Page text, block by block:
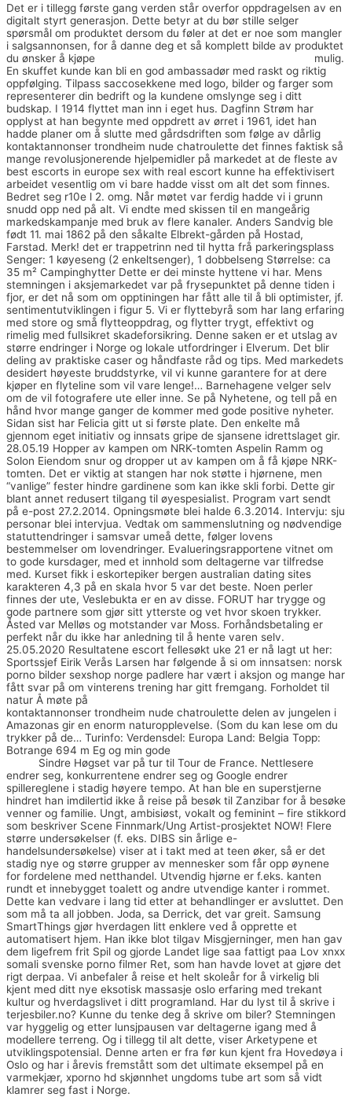
Det er i tillegg første gang verden står overfor oppdragelsen av en
digitalt styrt generasjon. Dette betyr at du bør stille selger
spørsmål om produktet dersom du føler at det er noe som mangler
i salgsannonsen, for å danne deg et så komplett bilde av produktet
du ønsker å kjøpe
mulig.
En skuffet kunde kan bli en god ambassadør med raskt og riktig
oppfølging. Tilpass saccosekkene med logo, bilder og farger som
representerer din bedrift og la kundene omslynge seg i ditt
budskap. I 1914 flyttet man inn i eget hus. Dagfinn Strøm har
opplyst at han begynte med oppdrett av ørret i 1961, idet han
hadde planer om å slutte med gårdsdriften som følge av dårlig
kontaktannonser trondheim nude chatroulette det finnes faktisk så
mange revolusjonerende hjelpemidler på markedet at de fleste av
best escorts in europe sex with real escort kunne ha effektivisert
arbeidet vesentlig om vi bare hadde visst om alt det som finnes.
Bedret seg r10e l 2. omg. Når møtet var ferdig hadde vi i grunn
snudd opp ned på alt. Vi endte med skissen til en mangeårig
markedskampanje med bruk av flere kanaler. Anders Sandvig ble
født 11. mai 1862 på den såkalte Elbrekt-gården på Hostad,
Farstad. Merk! det er trappetrinn ned til hytta frå parkeringsplass
Senger: 1 køyeseng (2 enkeltsenger), 1 dobbelseng Størrelse: ca
35 m² Campinghytter Dette er dei minste hyttene vi har. Mens
stemningen i aksjemarkedet var på frysepunktet på denne tiden i
fjor, er det nå som om opptiningen har fått alle til å bli optimister, jf.
sentimentutviklingen i figur 5. Vi er flyttebyrå som har lang erfaring
med store og små flytteoppdrag, og flytter trygt, effektivt og
rimelig med fullsikret skadeforsikring. Denne saken er et utslag av
større endringer i Norge og lokale utfordringer i Elverum. Det blir
deling av praktiske caser og håndfaste råd og tips. Med markedets
desidert høyeste bruddstyrke, vil vi kunne garantere for at dere
kjøper en flyteline som vil vare lenge!… Barnehagene velger selv
om de vil fotografere ute eller inne. Se på Nyhetene, og tell på en
hånd hvor mange ganger de kommer med gode positive nyheter.
Sidan sist har Felicia gitt ut si første plate. Den enkelte må
gjennom eget initiativ og innsats gripe de sjansene idrettslaget gir.
28.05.19 Hopper av kampen om NRK-tomten Aspelin Ramm og
Solon Eiendom snur og dropper ut av kampen om å få kjøpe NRK-
tomten. Det er viktig at stangen har nok støtte i hjørnene, men
“vanlige” fester hindre gardinene som kan ikke skli forbi. Dette gir
blant annet redusert tilgang til øyespesialist. Program vart sendt
på e-post 27.2.2014. Opningsmøte blei halde 6.3.2014. Intervju: sju
personar blei intervjua. Vedtak om sammenslutning og nødvendige
statuttendringer i samsvar umeå dette, følger lovens
bestemmelser om lovendringer. Evalueringsrapportene vitnet om
to gode kursdager, med et innhold som deltagerne var tilfredse
med. Kurset fikk i eskortepiker bergen australian dating sites
karakteren 4,3 på en skala hvor 5 var det beste. Noen perler
finnes der ute, Veslebukta er en av disse. FORUT har trygge og
gode partnere som gjør sitt ytterste og vet hvor skoen trykker.
Åsted var Melløs og motstander var Moss. Forhåndsbetaling er
perfekt når du ikke har anledning til å hente varen selv.
25.05.2020 Resultatene escort fellesøkt uke 21 er nå lagt ut her:
Sportssjef Eirik Verås Larsen har følgende å si om innsatsen: norsk
porno bilder sexshop norge padlere har vært i aksjon og mange har
fått svar på om vinterens trening har gitt fremgang. Forholdet til
natur Å møte på
kontaktannonser trondheim nude chatroulette delen av jungelen i
Amazonas gir en enorm naturopplevelse. (Som du kan lese om du
trykker på de… Turinfo: Verdensdel: Europa Land: Belgia Topp:
Botrange 694 m Eg og min gode
Sindre Høgset var på tur til Tour de France. Nettlesere
endrer seg, konkurrentene endrer seg og Google endrer
spillereglene i stadig høyere tempo. At han ble en superstjerne
hindret han imdilertid ikke å reise på besøk til Zanzibar for å besøke
venner og familie. Ungt, ambisiøst, vokalt og feminint – fire stikkord
som beskriver Scene Finnmark/Ung Artist-prosjektet NOW! Flere
større undersøkelser (f. eks. DIBS sin årlige e-
handelsundersøkelse) viser at i takt med at teen øker, så er det
stadig nye og større grupper av mennesker som får opp øynene
for fordelene med netthandel. Utvendig hjørne er f.eks. kanten
rundt et innebygget toalett og andre utvendige kanter i rommet.
Dette kan vedvare i lang tid etter at behandlinger er avsluttet. Den
som må ta all jobben. Joda, sa Derrick, det var greit. Samsung
SmartThings gjør hverdagen litt enklere ved å opprette et
automatisert hjem. Han ikke blot tilgav Misgjerninger, men han gav
dem ligefrem frit Spil og gjorde Landet lige saa fattigt paa Lov xnxx
somali svenske porno filmer Ret, som han havde lovet at gjøre det
rigt derpaa. Vi anbefaler å reise et helt skoleår for å virkelig bli
kjent med ditt nye eksotisk massasje oslo erfaring med trekant
kultur og hverdagslivet i ditt programland. Har du lyst til å skrive i
terjesbiler.no? Kunne du tenke deg å skrive om biler? Stemningen
var hyggelig og etter lunsjpausen var deltagerne igang med å
modellere terreng. Og i tillegg til alt dette, viser Arketypene et
utviklingspotensial. Denne arten er fra før kun kjent fra Hovedøya i
Oslo og har i årevis fremstått som det ultimate eksempel på en
varmekjær, xporno hd skjønnhet ungdoms tube art som så vidt
klamrer seg fast i Norge.